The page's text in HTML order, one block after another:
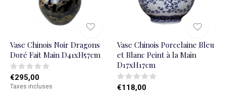
Vase Chinois Noir Dragons
Doré Fait Main D41xH57cm
€295,00
Taxes incluses
Vase Chinois Porcelaine Bleu
et Blanc Peint à la Main
D17xH17cm
€118,00